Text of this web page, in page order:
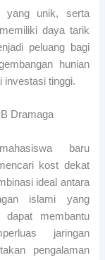
yang unik, serta
daya tarik
peluang bagi
hunian
investasi tinggi.
Dramaga
baru
kost dekat
ideal antara
islami yang
membantu
jaringan
pengalaman